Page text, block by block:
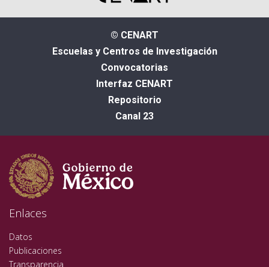
© CENART
Escuelas y Centros de Investigación
Convocatorias
Interfaz CENART
Repositorio
Canal 23